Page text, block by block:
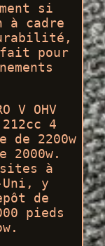
si
à cadre
pour
V OHV
4
de 2200w
à
Uni, y
de
pieds